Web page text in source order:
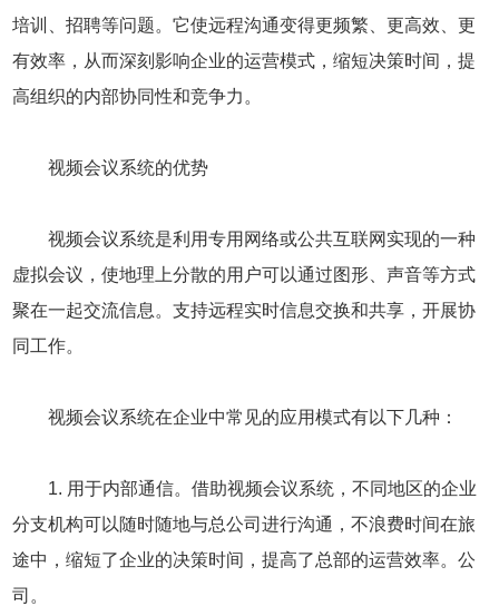
培训、招聘等问题。它使远程沟通变得更频繁、更高效、更
有效率，从而深刻影响企业的运营模式，缩短决策时间，提
高组织的内部协同性和竞争力。
视频会议系统的优势
视频会议系统是利用专用网络或公共互联网实现的一种
虚拟会议，使地理上分散的用户可以通过图形、声音等方式
聚在一起交流信息。支持远程实时信息交换和共享，开展协
同工作。
视频会议系统在企业中常见的应用模式有以下几种：
1. 用于内部通信。借助视频会议系统，不同地区的企业
分支机构可以随时随地与总公司进行沟通，不浪费时间在旅
途中，缩短了企业的决策时间，提高了总部的运营效率。公
司。